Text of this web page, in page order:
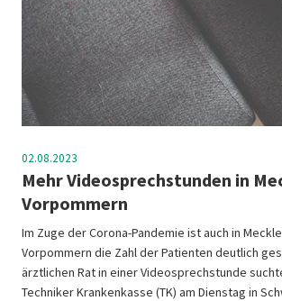
02.08.2023
Mehr Videosprechstunden in
Vorpommern
Im Zuge der Corona-Pandemie ist auch in
Vorpommern die Zahl der Patienten deutlich
ärztlichen Rat in einer Videosprechstunde
Techniker Krankenkasse (TK) am Dienstag in